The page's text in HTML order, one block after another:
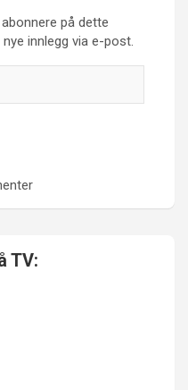
på dette
innlegg via e-post.
TV: